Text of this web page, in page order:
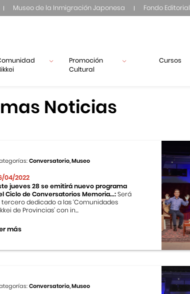
Museo de la Inmigración Japonesa Fondo Editorial
Promoción
Cultural
Cursos
Noticias
Conversatorio, Museo
04/2022
jueves 28 se emitirá nuevo programa
Ciclo de Conversatorios Memoria...:Será
tercero dedicado a las ‘Comunidades
de Provincias’ con in...
más
Conversatorio, Museo